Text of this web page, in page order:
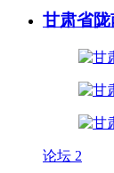
甘肃省
论坛 2